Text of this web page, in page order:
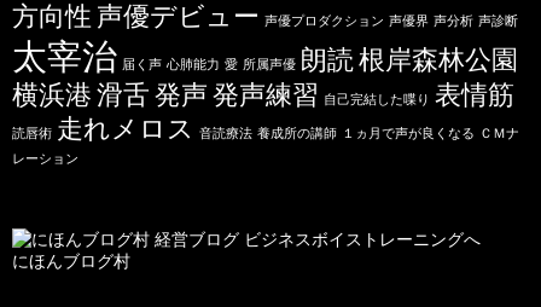
方向性 声優デビュー 声優プロダクション 声優界 声分析 声診断
太宰治 届く声 心肺能力 愛 所属声優 朗読根岸森林公園
横浜港 滑舌 発声 発声練習 自己完結した喋り 表情筋
読唇術 走れメロス 音読療法 養成所の講師 １ヵ月で声が良くなる ＣＭナ
レーション
にほんブログ村